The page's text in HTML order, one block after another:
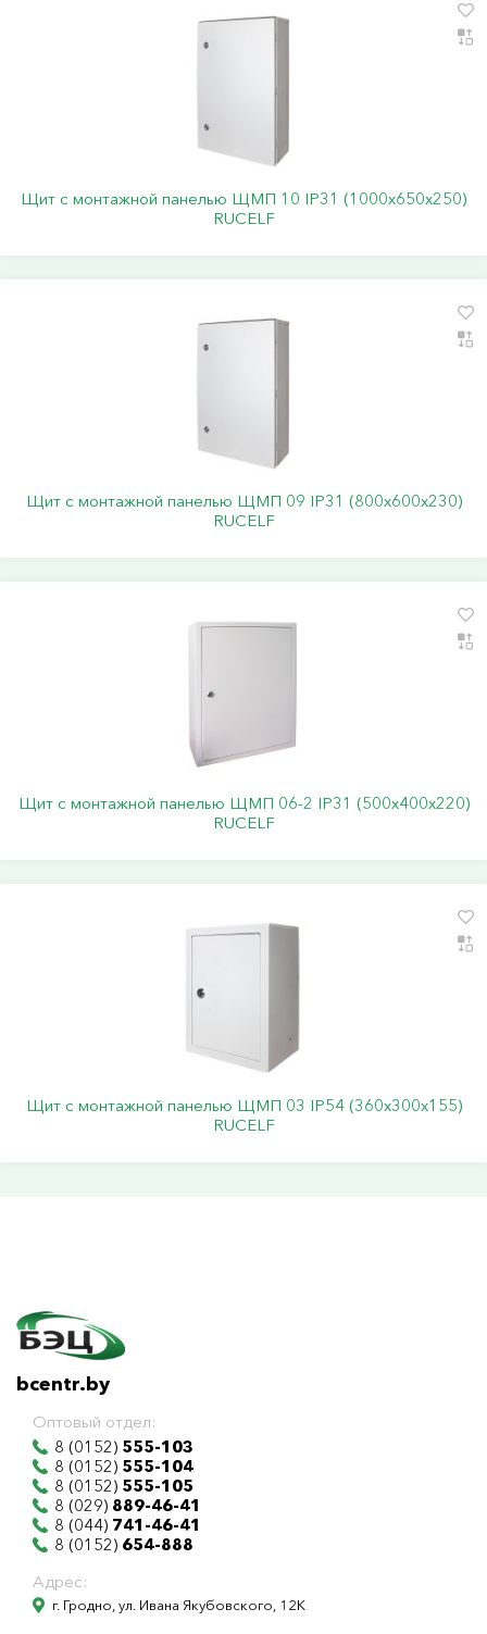
Щит с монтажной панелью ЩМП 10 IP31 (1000х650х250)
RUCELF
Щит с монтажной панелью ЩМП 09 IP31 (800х600х230)
RUCELF
Щит с монтажной панелью ЩМП 06-2 IP31 (500х400х220)
RUCELF
Щит с монтажной панелью ЩМП 03 IP54 (360х300х155)
RUCELF
bcentr.by
Оптовый отдел:
8 (0152) 555-103
8 (0152) 555-104
8 (0152) 555-105
8 (029) 889-46-41
8 (044) 741-46-41
8 (0152) 654-888
Адрес:
г. Гродно, ул. Ивана Якубовского, 12К